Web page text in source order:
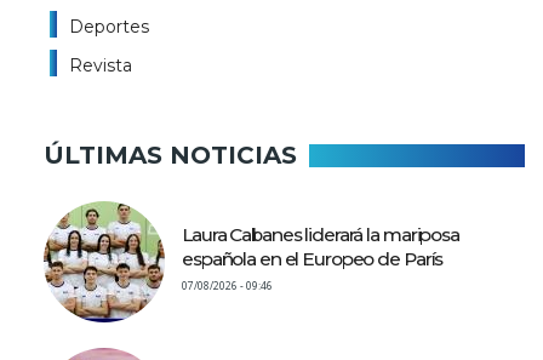
Deportes
Revista
ÚLTIMAS NOTICIAS
Laura Cabanes liderará la mariposa
española en el Europeo de París
07/08/2026 - 09:46